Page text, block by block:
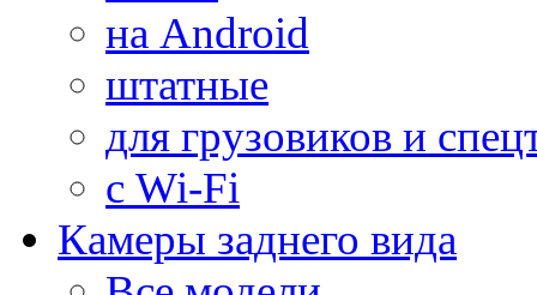
на Android
штатные
для грузовиков и
с Wi-Fi
Камеры заднего вида